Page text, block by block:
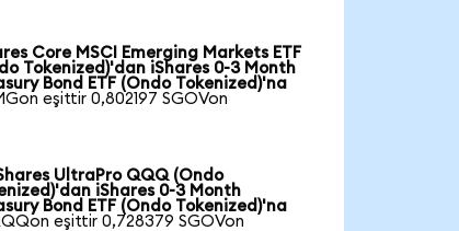
Core MSCI Emerging Markets ETF
Tokenized)'dan iShares 0-3 Month
Bond ETF (Ondo Tokenized)'na
eşittir 0,802197 SGOVon
UltraPro QQQ (Ondo
iShares 0-3 Month
Bond ETF (Ondo Tokenized)'na
eşittir 0,728379 SGOVon